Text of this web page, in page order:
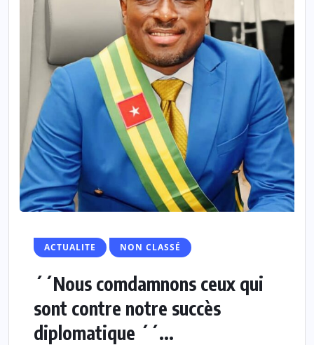
ACTUALITE NON CLASSÉ
´´Nous comdamnons ceux qui
sont contre notre succès
diplomatique ´´...